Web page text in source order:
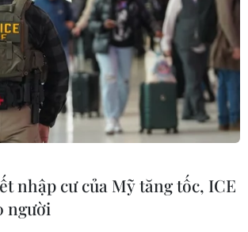
TIẾN DUẨN
NGUYỄN THỊ TÁM, KHÚC THANH
Quy định sử dụng
Hỗ trợ
Quảng cáo
nhập cư của Mỹ tăng tốc, ICE
người